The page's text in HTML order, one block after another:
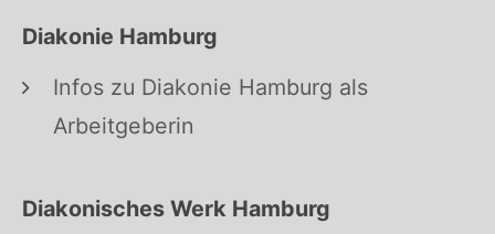
Diakonie Hamburg
Infos zu Diakonie Hamburg als
Arbeitgeberin
Diakonisches Werk Hamburg